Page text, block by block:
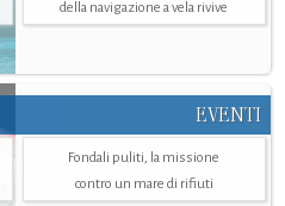
della navigazione a vela rivive
EVENTI
Fondali puliti, la missione
contro un mare di rifiuti